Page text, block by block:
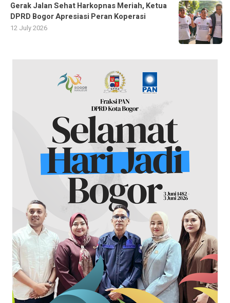
Gerak Jalan Sehat Harkopnas Meriah, Ketua
DPRD Bogor Apresiasi Peran Koperasi
12 July 2026